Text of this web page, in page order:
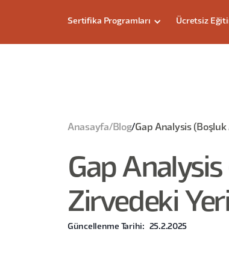
Sertifika Programları Ücretsiz
Anasayfa/ Blog/Gap Analysis
Gap
Zirvedeki
Güncellenme Tarihi: 25.2.2025